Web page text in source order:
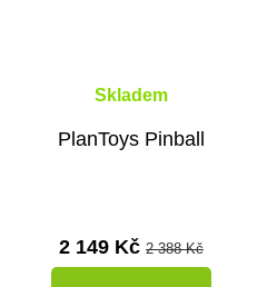
Skladem
PlanToys Pinball
2 149 Kč 2 388 Kč